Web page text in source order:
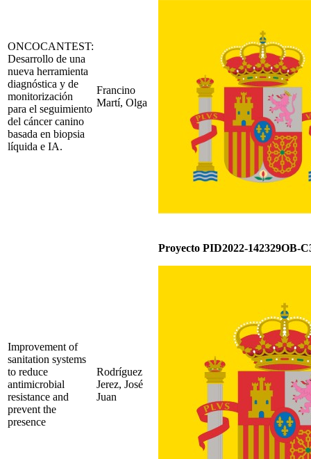
ONCOCANTEST:
Desarrollo de una
nueva herramienta
diagnóstica y de
monitorización
para el seguimiento
del cáncer canino
basada en biopsia
líquida e IA.
Francino
Martí, Olga
Improvement of
sanitation systems
to reduce
antimicrobial
resistance and
prevent the
presence
Rodríguez
Jerez, José
Juan
Proyecto PID2022-142329OB-